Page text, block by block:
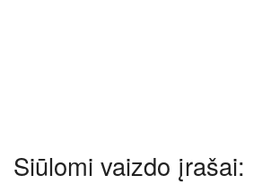
Siūlomi vaizdo įrašai: